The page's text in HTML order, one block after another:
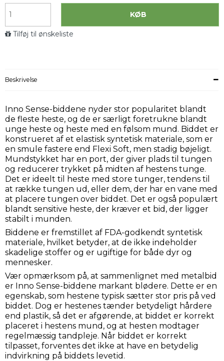
KØB
Tilføj til ønskeliste
Beskrivelse
Inno Sense-biddene nyder stor popularitet blandt
de fleste heste, og de er særligt foretrukne blandt
unge heste og heste med en følsom mund. Biddet er
konstrueret af et elastisk syntetisk materiale, som er
en smule fastere end Flexi Soft, men stadig bøjeligt.
Mundstykket har en port, der giver plads til tungen
og reducerer trykket på midten af hestens tunge.
Det er ideelt til heste med store tunger, tendens til
at række tungen ud, eller dem, der har en vane med
at placere tungen over biddet. Det er også populært
blandt sensitive heste, der kræver et bid, der ligger
stabilt i munden.
Biddene er fremstillet af FDA-godkendt syntetisk
materiale, hvilket betyder, at de ikke indeholder
skadelige stoffer og er ugiftige for både dyr og
mennesker.
Vær opmærksom på, at sammenlignet med metalbid
er Inno Sense-biddene markant blødere. Dette er en
egenskab, som hestene typisk sætter stor pris på ved
biddet. Dog er hestenes tænder betydeligt hårdere
end plastik, så det er afgørende, at biddet er korrekt
placeret i hestens mund, og at hesten modtager
regelmæssig tandpleje. Når biddet er korrekt
tilpasset, forventes det ikke at have en betydelig
indvirkning på biddets levetid.